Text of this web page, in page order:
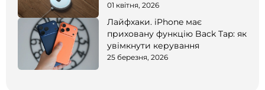
01 квітня, 2026
Лайфхаки. iPhone має
приховану функцію Back Tap: як
увімкнути керування
25 березня, 2026